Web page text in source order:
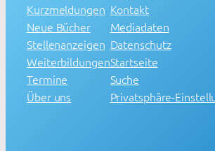
Kurzmeldungen
Neue Bücher
Stellenanzeigen
Weiterbildungen
Termine
Über uns
Kontakt
Mediadaten
Datenschutz
Startseite
Suche
Privatsphäre-